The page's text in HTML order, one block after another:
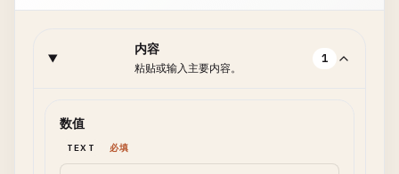
内容
粘贴或输入主要内容。
1
数值
TEXT 必填